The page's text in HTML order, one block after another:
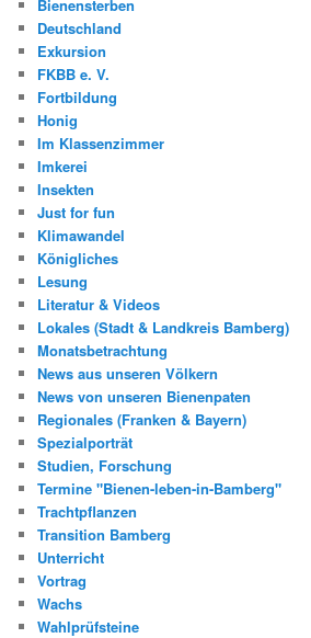
Bienensterben
Deutschland
Exkursion
FKBB e. V.
Fortbildung
Honig
Im Klassenzimmer
Imkerei
Insekten
Just for fun
Klimawandel
Königliches
Lesung
Literatur & Videos
Lokales (Stadt & Landkreis Bamberg)
Monatsbetrachtung
News aus unseren Völkern
News von unseren Bienenpaten
Regionales (Franken & Bayern)
Spezialporträt
Studien, Forschung
Termine "Bienen-leben-in-Bamberg"
Trachtpflanzen
Transition Bamberg
Unterricht
Vortrag
Wachs
Wahlprüfsteine